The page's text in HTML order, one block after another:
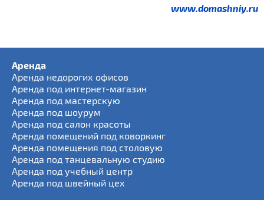
www.domashniy.ru
Аренда
Аренда недорогих офисов
Аренда под интернет-магазин
Аренда под мастерскую
Аренда под шоурум
Аренда под салон красоты
Аренда помещений под коворкинг
Аренда помещения под столовую
Аренда под танцевальную студию
Аренда под учебный центр
Аренда под швейный цех